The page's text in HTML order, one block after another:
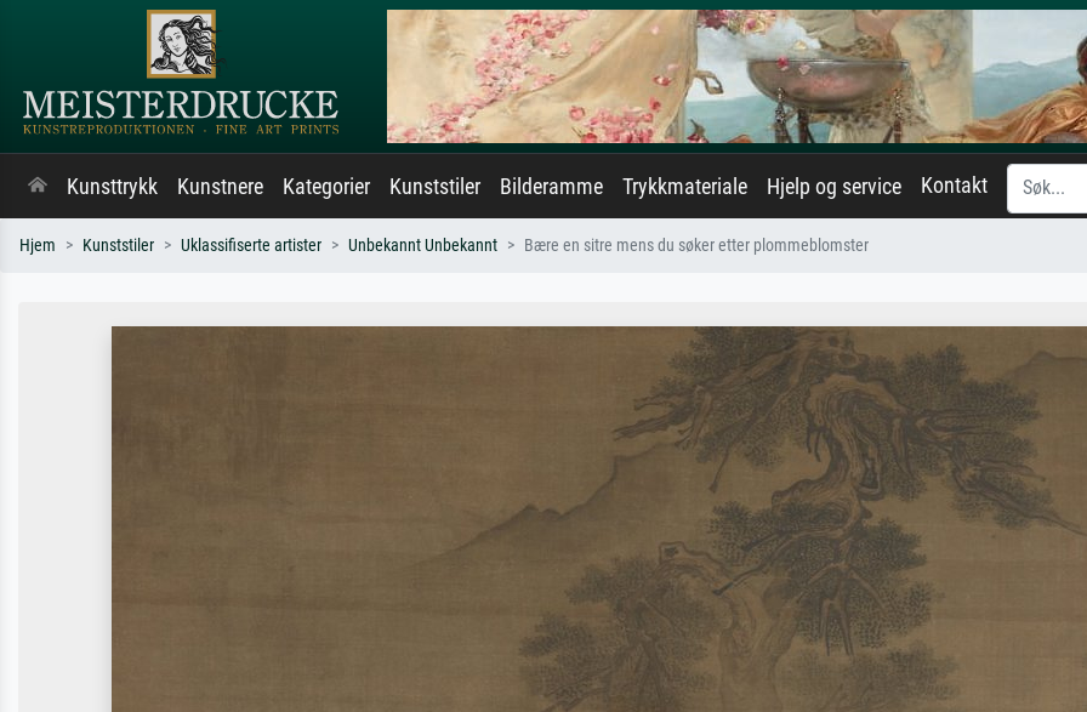
Kunsttrykk Kunstnere Kategorier Kunststiler Bilderamme Trykkmateriale Hjelp og service Kontakt
Hjem Kunststiler Uklassifiserte artister Unbekannt Unbekannt Bære en sitre mens du søker etter plommeblomster